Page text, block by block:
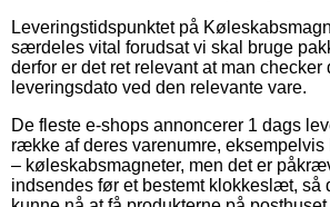
Leveringstidspunktet på
særdeles vital forudsat vi skal bruge
derfor er det ret relevant at man checker
leveringsdato ved den relevante vare.
De fleste e-shops annoncerer 1 dags
række af deres varenumre, eksempelvis
– køleskabsmagneter, men det er
indsendes før et bestemt klokkeslæt, så